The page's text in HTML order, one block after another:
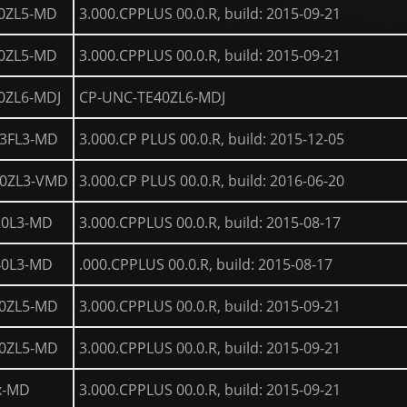
MD 3.000.CPPLUS 00.0.R, build: 2015-09-21
MD 3.000.CPPLUS 00.0.R, build: 2015-09-21
MDJ CP-UNC-TE40ZL6-MDJ
MD 3.000.CP PLUS 00.0.R, build: 2015-12-05
VMD 3.000.CP PLUS 00.0.R, build: 2016-06-20
MD 3.000.CPPLUS 00.0.R, build: 2015-08-17
MD .000.CPPLUS 00.0.R, build: 2015-08-17
MD 3.000.CPPLUS 00.0.R, build: 2015-09-21
MD 3.000.CPPLUS 00.0.R, build: 2015-09-21
MD 3.000.CPPLUS 00.0.R, build: 2015-09-21